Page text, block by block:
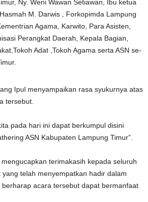
Ny. Weni Wawan Setiawan, Ibu ketua
M. Darwis , Forkopimda Lampung
Agama, Karwito, Para Asisten,
Perangkat Daerah, Kepala Bagian,
Adat ,Tokoh Agama serta ASN se-
Ipul menyampaikan rasa syukurnya atas
tersebut.
pada hari ini dapat berkumpul disini
ASN Kabupaten Lampung Timur”.
terimakasih kepada seluruh
telah menyempatkan hadir dalam
acara tersebut dapat bermanfaat